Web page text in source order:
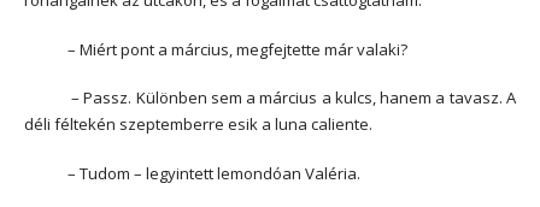
– Miért pont a március, megfejtette már valaki?
– Passz. Különben sem a március a kulcs, hanem a tavasz. A
déli féltekén szeptemberre esik a luna caliente.
– Tudom – legyintett lemondóan Valéria.